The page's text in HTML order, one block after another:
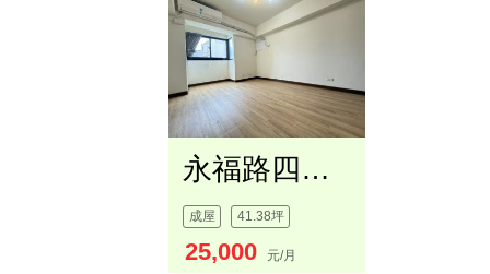
永福路四房大空間美宅
成屋 41.38坪
25,000 元/月